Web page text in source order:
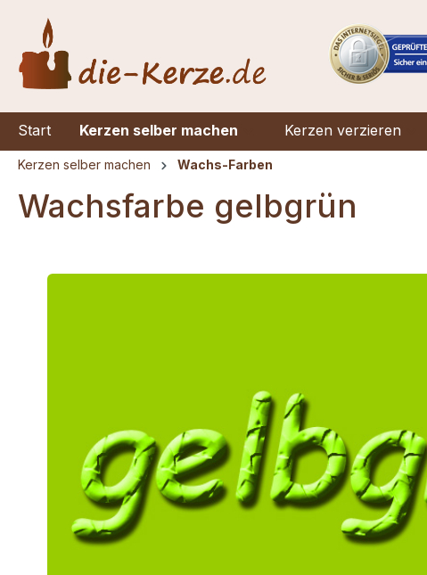
Start Kerzen selber machen Kerzen verzieren
Kerzen selber machen Wachs-Farben
Wachsfarbe gelbgrün
Bildergalerie überspringen